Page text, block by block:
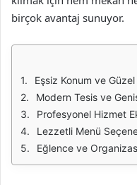
birçok avantaj sunuyor.
Eşsiz Konum ve
Modern Tesis ve
Profesyonel Hizmet
Lezzetli Menü
Eğlence ve